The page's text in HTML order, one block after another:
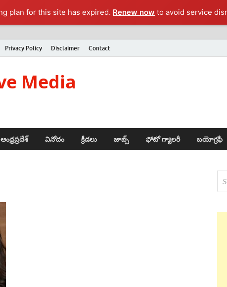
plan for this site has expired. Renew now to avoid service
Privacy Policy Disclaimer Contact
Media
ఆంధ్రప్రదేశ్ వినోదం క్రీడలు జాబ్స్ ఫోటో గ్యాలరీ బయోగ్రఫీ